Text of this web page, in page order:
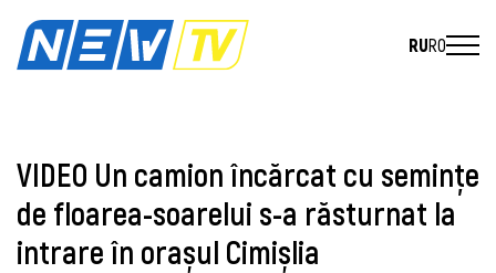
RURO
VIDEO Un camion încărcat cu semințe
de floarea-soarelui s-a răsturnat la
intrare în orașul Cimișlia